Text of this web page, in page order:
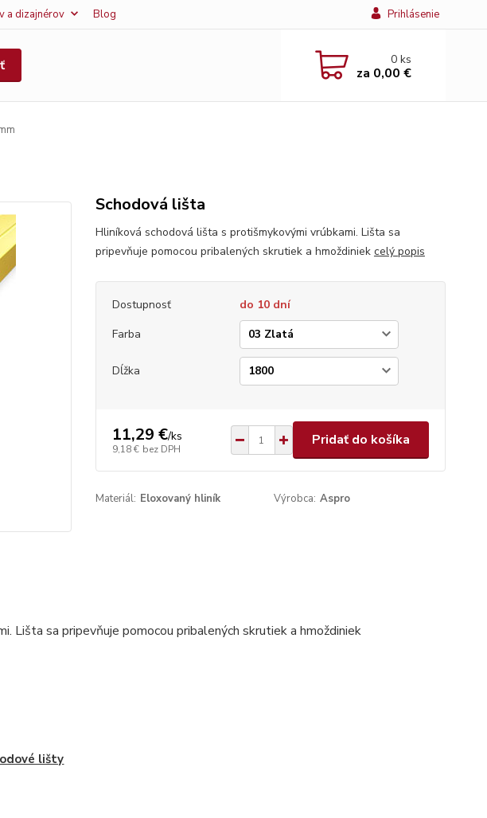
a dizajnérov Blog Prihlásenie
0ks
za 0,00 €
Schodová lišta
Hliníková schodová lišta s protišmykovými vrúbkami. Lišta sa
pripevňuje pomocou pribalených skrutiek a hmoždiniek celý popis
Dostupnosť
do 10 dní
Farba
Dĺžka
11,29 €/ks
9,18 € bez DPH
Pridať do košíka
Materiál: Eloxovaný hliník Výrobca: Aspro
Lišta sa pripevňuje pomocou pribalených skrutiek a hmoždiniek
lišty